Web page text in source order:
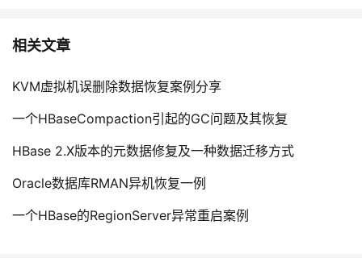
相关文章
KVM虚拟机误删除数据恢复案例分享
一个HBaseCompaction引起的GC问题及其恢复
HBase 2.X版本的元数据修复及一种数据迁移方式
Oracle数据库RMAN异机恢复一例
一个HBase的RegionServer异常重启案例